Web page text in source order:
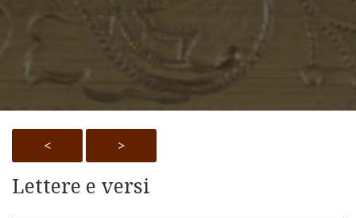
< >
Lettere e versi